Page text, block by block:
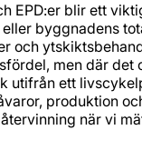
EPD:er blir ett
eller byggnadens
och
men där
utifrån ett
produktion
när vi